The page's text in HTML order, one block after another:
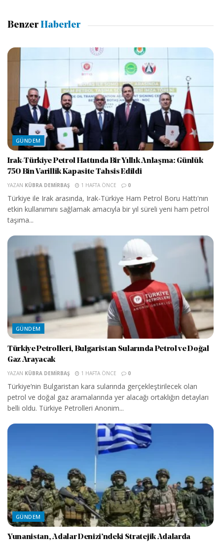
Benzer Haberler
GÜNDEM
Irak-Türkiye Petrol Hattında Bir Yıllık Anlaşma: Günlük
750 Bin Varillik Kapasite Tahsis Edildi
YAZAN KÜBRA DEMIRBAŞ 1 HAFTA ÖNCE 0
Türkiye ile Irak arasında, Irak-Türkiye Ham Petrol Boru Hattı'nın
etkin kullanımını sağlamak amacıyla bir yıl süreli yeni ham petrol
taşıma...
GÜNDEM
Türkiye Petrolleri, Bulgaristan Sularında Petrol ve Doğal
Gaz Arayacak
YAZAN KÜBRA DEMIRBAŞ 1 HAFTA ÖNCE 0
Türkiye’nin Bulgaristan kara sularında gerçekleştirilecek olan
petrol ve doğal gaz aramalarında yer alacağı ortaklığın detayları
belli oldu. Türkiye Petrolleri Anonim...
GÜNDEM
Yunanistan, Adalar Denizi’ndeki Stratejik Adalarda